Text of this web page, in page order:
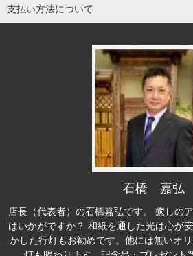
支払い方法について
石橋 嘉弘
店長（代表者）の石橋嘉弘です。 癒しの
はいかがですか？ 和紙を通した光は心が
かした行灯もお勧めです。他には無いオ